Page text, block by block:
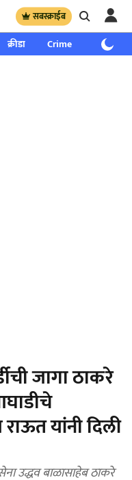
सबस्क्राईब
क्रीडा Crime साप्ताहिक
जागा ठाकरे
यांनी दिली
उद्धव बाळासाहेब ठाकरे